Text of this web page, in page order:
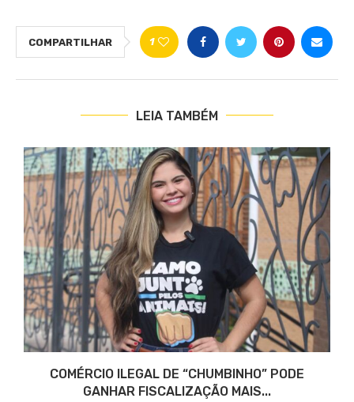
COMPARTILHAR 1
LEIA TAMBÉM
COMÉRCIO ILEGAL DE “CHUMBINHO” PODE
GANHAR FISCALIZAÇÃO MAIS...